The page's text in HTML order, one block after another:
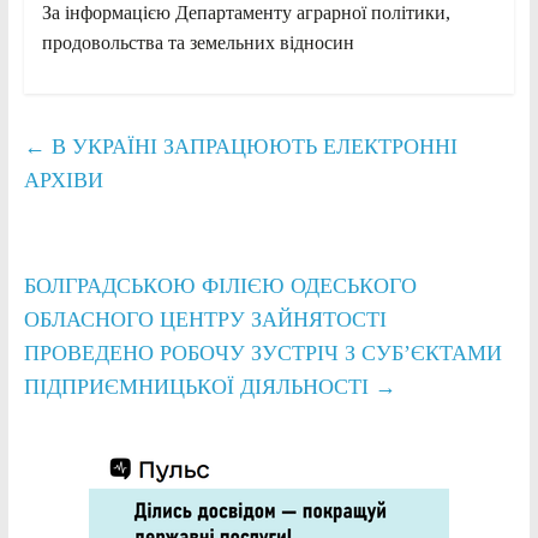
За інформацією Департаменту аграрної політики,
продовольства та земельних відносин
← В УКРАЇНІ ЗАПРАЦЮЮТЬ ЕЛЕКТРОННІ
АРХІВИ
БОЛГРАДСЬКОЮ ФІЛІЄЮ ОДЕСЬКОГО
ОБЛАСНОГО ЦЕНТРУ ЗАЙНЯТОСТІ
ПРОВЕДЕНО РОБОЧУ ЗУСТРІЧ З СУБ’ЄКТАМИ
ПІДПРИЄМНИЦЬКОЇ ДІЯЛЬНОСТІ →